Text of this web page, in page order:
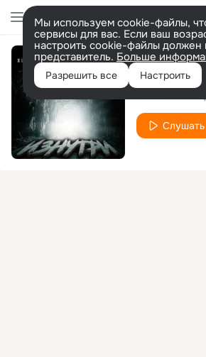
Мы используем cookie-файлы,
сервисы для вас. Если ваш
настроить cookie-файлы должен
представитель. Больше
Разрешить все Настроить
Изнутри
Слушать